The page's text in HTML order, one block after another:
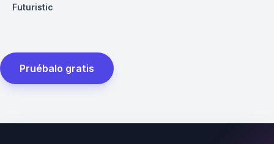
Futuristic
Pruébalo gratis